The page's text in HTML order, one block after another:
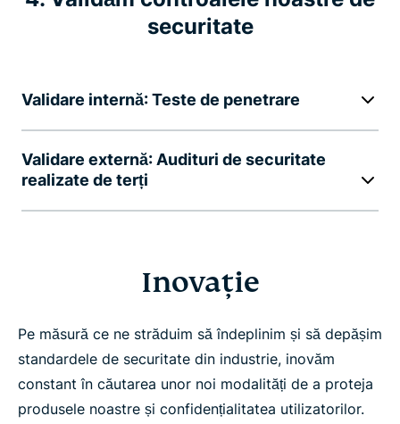
securitate
Validare internă: Teste de penetrare
Validare externă: Audituri de securitate
realizate de terți
Inovație
Pe măsură ce ne străduim să îndeplinim și să depășim
standardele de securitate din industrie, inovăm
constant în căutarea unor noi modalități de a proteja
produsele noastre și confidențialitatea utilizatorilor.